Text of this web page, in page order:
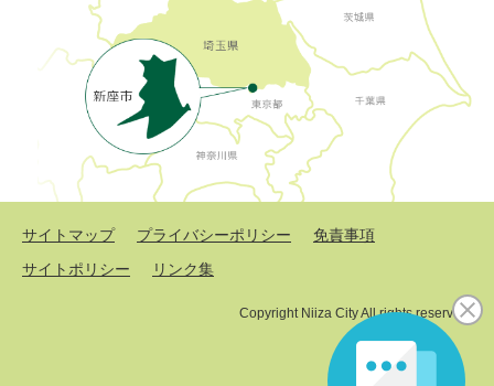
サイトマップ プライバシーポリシー
免責事項
サイトポリシー
リンク集
Copyright Niiza City All rights reserved.